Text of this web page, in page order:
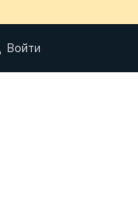
Войти